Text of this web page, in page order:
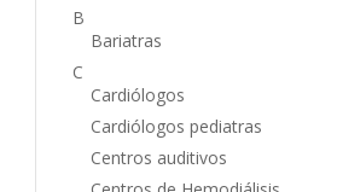
B
Bariatras
C
Cardiólogos
Cardiólogos pediatras
Centros auditivos